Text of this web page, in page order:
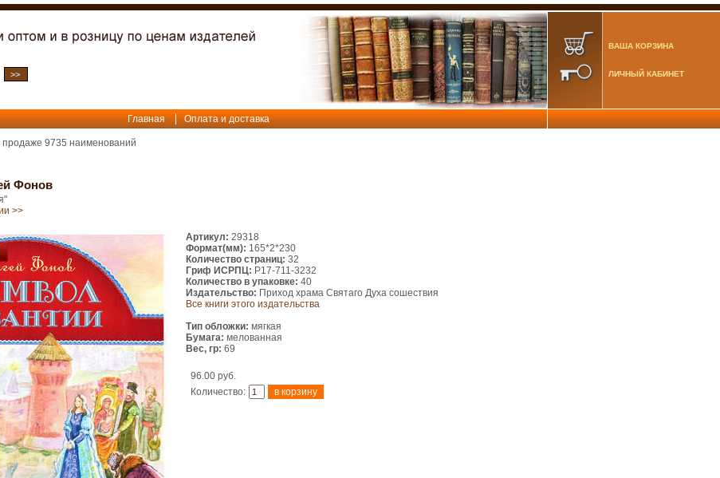
ВАША КОРЗИНА
ЛИЧНЫЙ КАБИНЕТ
Главная Оплата и доставка
продаже 9735 наименований
Фонов
>>
Артикул: 29318
Формат(мм): 165*2*230
Количество страниц: 32
Гриф ИСРПЦ: Р17-711-3232
Количество в упаковке: 40
Издательство: Приход храма Святаго Духа сошествия
Все книги этого издательства
Тип обложки: мягкая
Бумага: мелованная
Вес, гр: 69
96.00 руб.
Количество: